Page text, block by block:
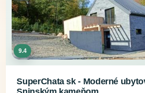
9.4
SuperChata sk - Moderné